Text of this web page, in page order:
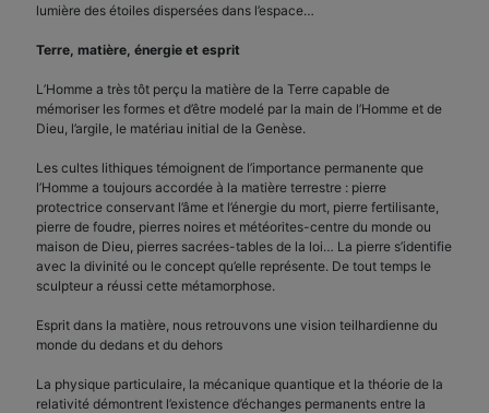
lumière des étoiles dispersées dans l’espace…
Terre, matière, énergie et esprit
L’Homme a très tôt perçu la matière de la Terre capable de
mémoriser les formes et d’être modelé par la main de l’Homme et de
Dieu, l’argile, le matériau initial de la Genèse.
Les cultes lithiques témoignent de l’importance permanente que
l’Homme a toujours accordée à la matière terrestre : pierre
protectrice conservant l’âme et l’énergie du mort, pierre fertilisante,
pierre de foudre, pierres noires et météorites-centre du monde ou
maison de Dieu, pierres sacrées-tables de la loi… La pierre s’identifie
avec la divinité ou le concept qu’elle représente. De tout temps le
sculpteur a réussi cette métamorphose.
Esprit dans la matière, nous retrouvons une vision teilhardienne du
monde du dedans et du dehors
La physique particulaire, la mécanique quantique et la théorie de la
relativité démontrent l’existence d’échanges permanents entre la